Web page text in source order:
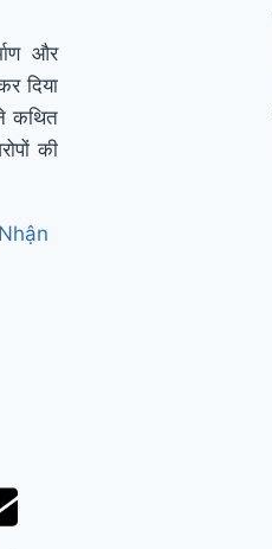
और
दिया
कथित
की